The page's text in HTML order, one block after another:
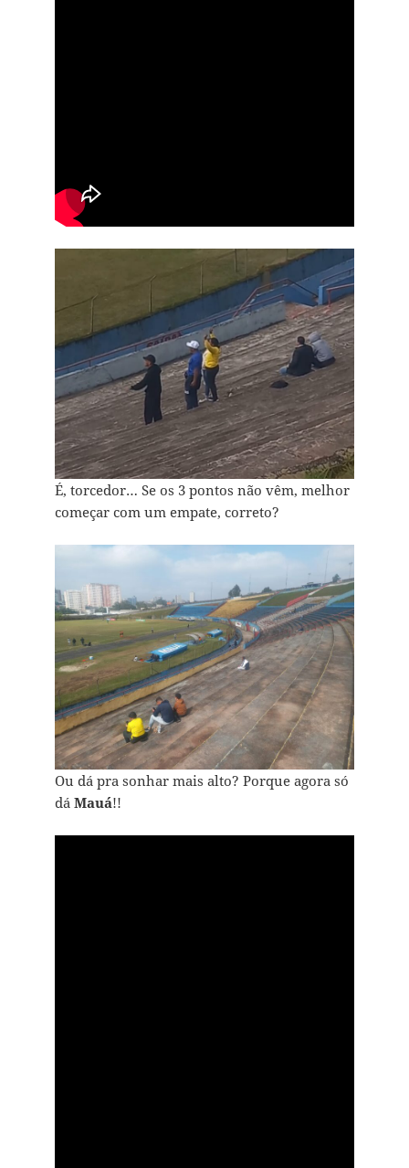
É, torcedor… Se os 3 pontos não vêm, melhor
começar com um empate, correto?
Ou dá pra sonhar mais alto? Porque agora só
dá Mauá!!